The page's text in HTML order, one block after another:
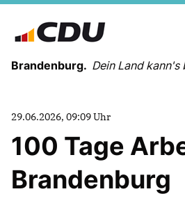
Brandenburg. Dein Land kann's
29.06.2026, 09:09 Uhr
100 Tage
Brandenburg